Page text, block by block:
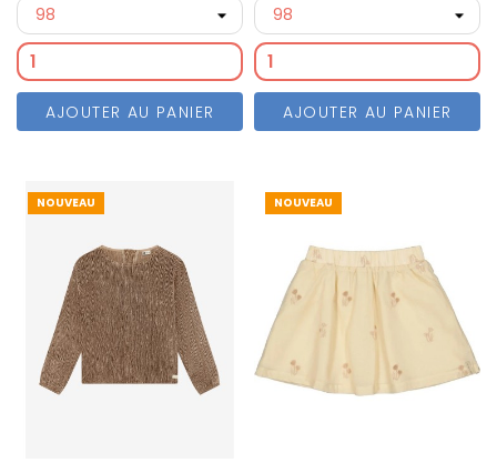
AJOUTER AU PANIER AJOUTER AU PANIER
NOUVEAU NOUVEAU